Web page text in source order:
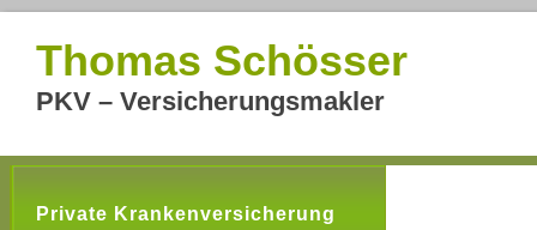
Thomas Schösser
PKV – Versicherungsmakler
Private Krankenversicherung